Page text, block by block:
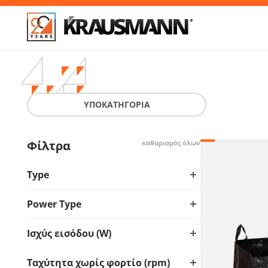
ΥΠΟΚΑΤΗΓΟΡΙΑ
Φίλτρα καθαρισμός όλων
Type
Power Type
Ισχύς εισόδου (W)
Ταχύτητα χωρίς φορτίο (rpm)